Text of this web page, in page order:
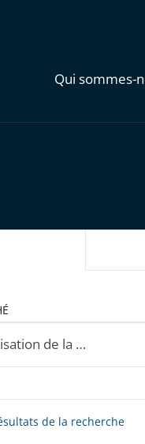
Qui sommes-
de la recherche